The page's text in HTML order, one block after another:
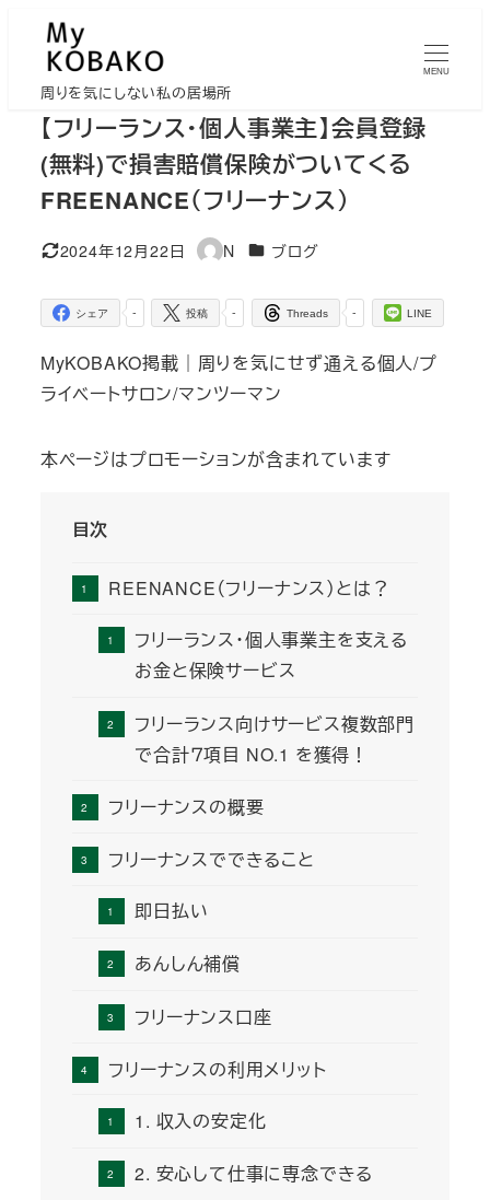
周りを気にしない私の居場所
MENU
【フリーランス・個人事業主】会員登録
(無料)で損害賠償保険がついてくる
FREENANCE（フリーナンス）
更新日
2024年12月22日
著
N カテゴリー
ブログ
-
シェア -
投稿 -
Threads LINE
MyKOBAKO掲載｜周りを気にせず通える個人/プ
ライベートサロン/マンツーマン
本ページはプロモーションが含まれています
目次
REENANCE（フリーナンス）とは？
フリーランス・個人事業主を支える
お金と保険サービス
フリーランス向けサービス複数部門
で合計７項目 NO.1 を獲得！
フリーナンスの概要
フリーナンスでできること
即日払い
あんしん補償
フリーナンス口座
フリーナンスの利用メリット
1. 収入の安定化
2. 安心して仕事に専念できる